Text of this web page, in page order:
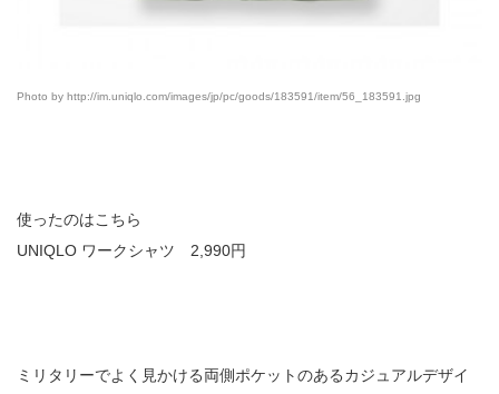
Photo by http://im.uniqlo.com/images/jp/pc/goods/183591/item/56_183591.jpg
使ったのはこちら
UNIQLO ワークシャツ 2,990円
ミリタリーでよく見かける両側ポケットのあるカジュアルデザイ